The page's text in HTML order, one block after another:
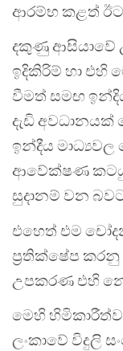
ආරම්භ කළත්
දකුණු
ඉදිකිරිම් හා එහි
වීමත් සමඟ
දැඩි
ඉන්දීය
ආවේක්ෂණ
සුදානම් වන
එහෙත් එම
ප්‍රතික්ෂේප කරනු
උපකරණ එහි
මෙහි
ලංකාවේ විදුලි